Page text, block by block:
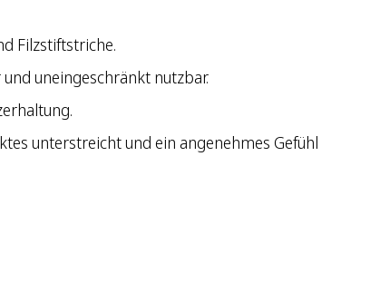
Filzstiftstriche.
uneingeschränkt nutzbar.
unterstreicht und ein angenehmes Gefühl